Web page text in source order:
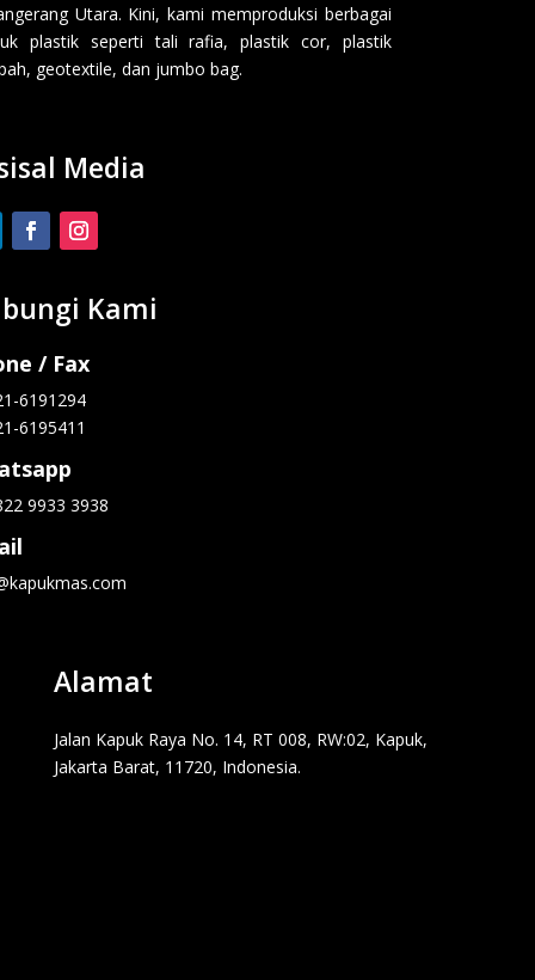
Utara. Kini, kami memproduksi berbagai
plastik seperti tali rafia, plastik cor, plastik
geotextile, dan jumbo bag.
Media
Kami
/ Fax
6191294
6195411
9933 3938
Alamat
Jalan Kapuk Raya No. 14, RT 008, RW:02, Kapuk,
Jakarta Barat, 11720, Indonesia.